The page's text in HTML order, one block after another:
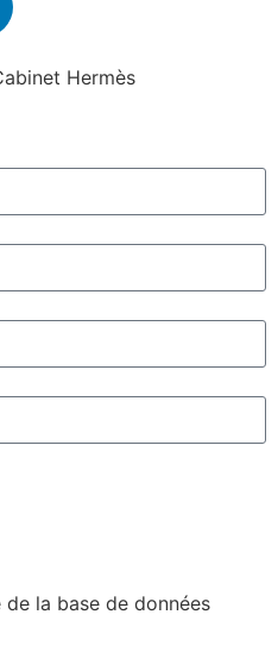
la base de données